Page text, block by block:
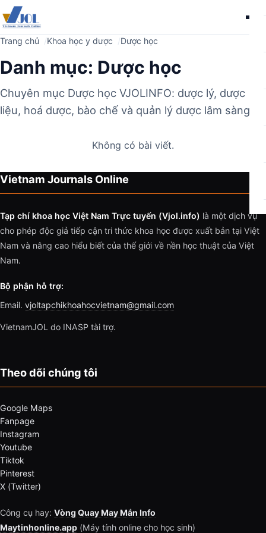
Trang chủ Khoa học y dược Dược học
Danh mục: Dược học
Chuyên mục Dược học VJOLINFO: dược lý, dược
liệu, hoá dược, bào chế và quản lý dược lâm sàng.
Không có bài viết.
Vietnam Journals Online
Tạp chí khoa học Việt Nam Trực tuyến (Vjol.info) là một dịch vụ
cho phép độc giả tiếp cận tri thức khoa học được xuất bản tại Việt
Nam và nâng cao hiểu biết của thế giới về nền học thuật của Việt
Nam.
Bộ phận hỗ trợ:
Email. vjoltapchikhoahocvietnam@gmail.com
VietnamJOL do INASP tài trợ.
Theo dõi chúng tôi
Google Maps
Fanpage
Instagram
Youtube
Tiktok
Pinterest
X (Twitter)
Công cụ hay: Vòng Quay May Mắn Info
Maytinhonline.app (Máy tính online cho học sinh)